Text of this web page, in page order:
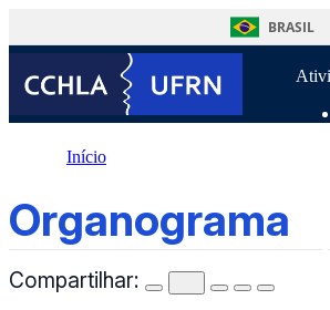
BRASIL
Início
Organograma
Compartilhar: